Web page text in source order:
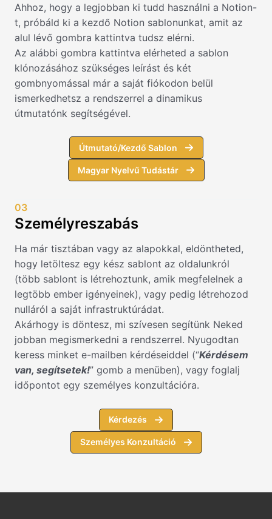
Ahhoz, hogy a legjobban ki tudd használni a Notion-
t, próbáld ki a kezdő Notion sablonunkat, amit az
alul lévő gombra kattintva tudsz elérni.
Az alábbi gombra kattintva elérheted a sablon
klónozásához szükséges leírást és két
gombnyomással már a saját fiókodon belül
ismerkedhetsz a rendszerrel a dinamikus
útmutatónk segítségével.
Útmutató/Kezdő Sablon
Magyar Nyelvű Tudástár
03
Személyreszabás
Ha már tisztában vagy az alapokkal, eldöntheted,
hogy letöltesz egy kész sablont az oldalunkról
(több sablont is létrehoztunk, amik megfelelnek a
legtöbb ember igényeinek), vagy pedig létrehozod
nulláról a saját infrastruktúrádat.
Akárhogy is döntesz, mi szívesen segítünk Neked
jobban megismerkedni a rendszerrel. Nyugodtan
keress minket e-mailben kérdéseiddel (“Kérdésem
van, segítsetek!” gomb a menüben), vagy foglalj
időpontot egy személyes konzultációra.
Kérdezés
Személyes Konzultáció